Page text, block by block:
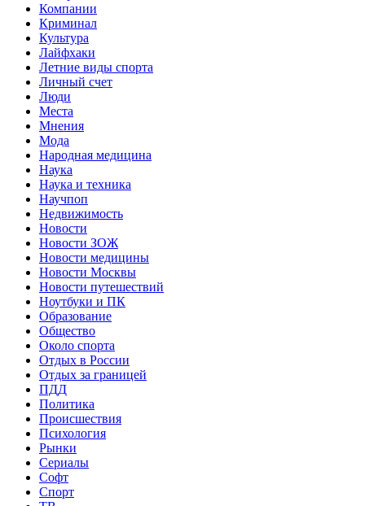
Компании
Криминал
Культура
Лайфхаки
Летние виды спорта
Личный счет
Люди
Места
Мнения
Мода
Народная медицина
Наука
Наука и техника
Научпоп
Недвижимость
Новости
Новости ЗОЖ
Новости медицины
Новости Москвы
Новости путешествий
Ноутбуки и ПК
Образование
Общество
Около спорта
Отдых в России
Отдых за границей
ПДД
Политика
Происшествия
Психология
Рынки
Сериалы
Софт
Спорт